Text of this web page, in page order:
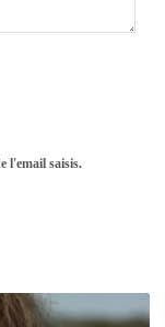
l'email saisis.